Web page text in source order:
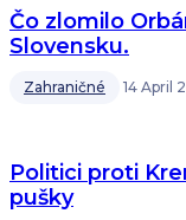
Čo zlomilo
Slovensku.
Zahraničné 14 April
Politici proti
pušky